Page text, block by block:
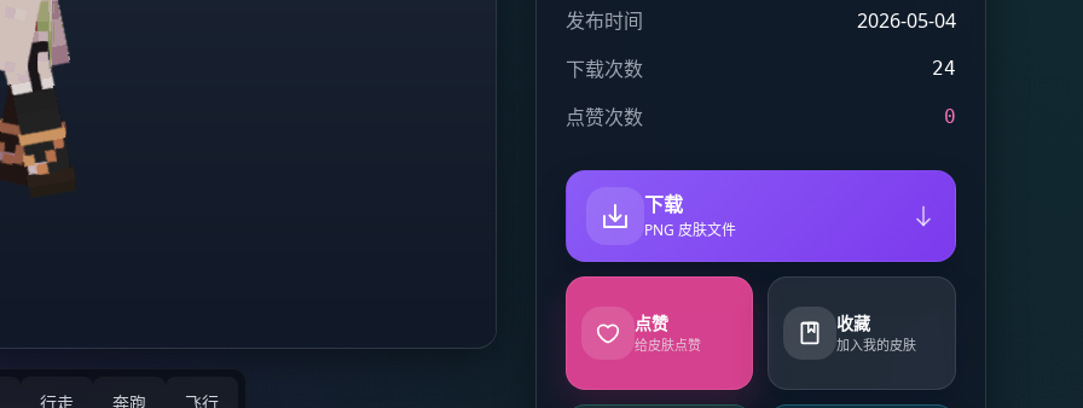
行走 奔跑 飞行
发布时间
2026-05-04
下载次数
24
点赞次数 0
下载
PNG 皮肤文件
点赞
给皮肤点赞
收藏
加入我的皮肤